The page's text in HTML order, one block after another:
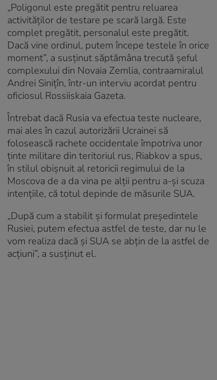
„Poligonul este pregătit pentru reluarea
activităţilor de testare pe scară largă. Este
complet pregătit, personalul este pregătit.
Dacă vine ordinul, putem începe testele în orice
moment”, a susținut săptămâna trecută șeful
complexului din Novaia Zemlia, contraamiralul
Andrei Siniţîn, într-un interviu acordat pentru
oficiosul Rossiiskaia Gazeta.
Întrebat dacă Rusia va efectua teste nucleare,
mai ales în cazul autorizării Ucrainei să
folosească rachete occidentale împotriva unor
ținte militare din teritoriul rus, Riabkov a spus,
în stilul obișnuit al retoricii regimului de la
Moscova de a da vina pe alții pentru a-și scuza
intențiile, că totul depinde de măsurile SUA.
„După cum a stabilit şi formulat preşedintele
Rusiei, putem efectua astfel de teste, dar nu le
vom realiza dacă şi SUA se abţin de la astfel de
acţiuni”, a susținut el.